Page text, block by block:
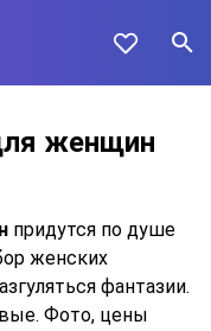
женщин
придутся по душе
женских
фантазии.
Фото, цены